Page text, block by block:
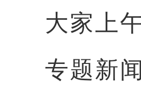
大家上
专题新